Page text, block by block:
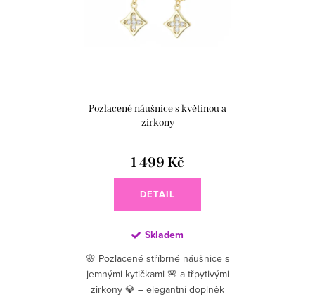
Pozlacené náušnice s květinou a
zirkony
1 499 Kč
DETAIL
Skladem
🌸 Pozlacené stříbrné náušnice s
jemnými kytičkami 🌸 a třpytivými
zirkony 💎 – elegantní doplněk